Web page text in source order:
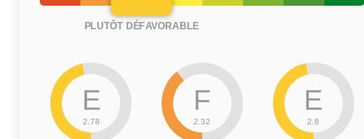
PLUTÔT DÉFAVORABLE
E
2.78
F
2.32
E
2.8